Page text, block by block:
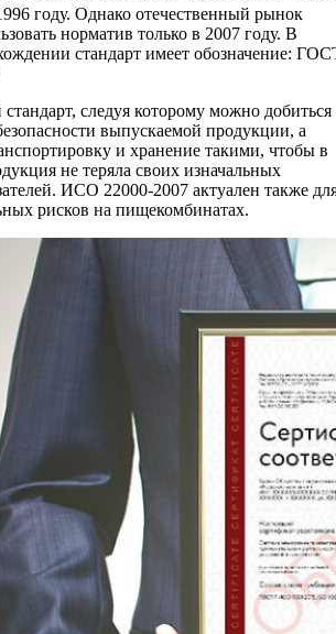
году. Однако отечественный рынок
норматив только в 2007 году. В
стандарт имеет обозначение:
следуя которому можно добиться
выпускаемой продукции, а
и хранение такими, чтобы в
не теряла своих изначальных
ИСО 22000-2007 актуален также
рисков на пищекомбинатах.